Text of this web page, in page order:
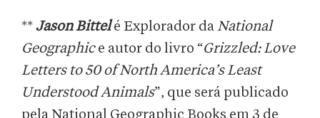
**Jason Bittelé Explorador daNational
Geographice autor do livro “Grizzled: Love
Letters to 50 of North America’s Least
Understood Animals”, que será publicado
pela National Geographic Books em 3 de